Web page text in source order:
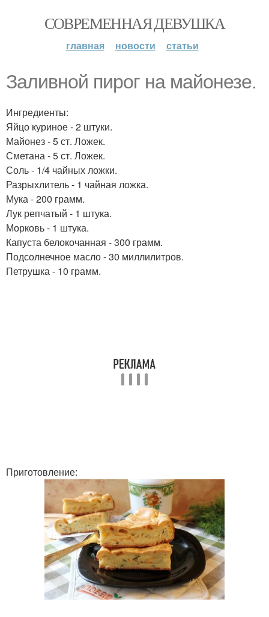
СОВРЕМЕННАЯ ДЕВУШКА
главная новости статьи
Заливной пирог на майонезе.
Ингредиенты:
Яйцо куриное - 2 штуки.
Майонез - 5 ст. Ложек.
Сметана - 5 ст. Ложек.
Соль - 1/4 чайных ложки.
Разрыхлитель - 1 чайная ложка.
Мука - 200 грамм.
Лук репчатый - 1 штука.
Морковь - 1 штука.
Капуста белокочанная - 300 грамм.
Подсолнечное масло - 30 миллилитров.
Петрушка - 10 грамм.
Приготовление: